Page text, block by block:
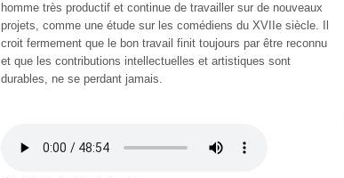
homme très productif et continue de travailler sur de nouveaux
projets, comme une étude sur les comédiens du XVIIe siècle. Il
croit fermement que le bon travail finit toujours par être reconnu
et que les contributions intellectuelles et artistiques sont
durables, ne se perdant jamais.